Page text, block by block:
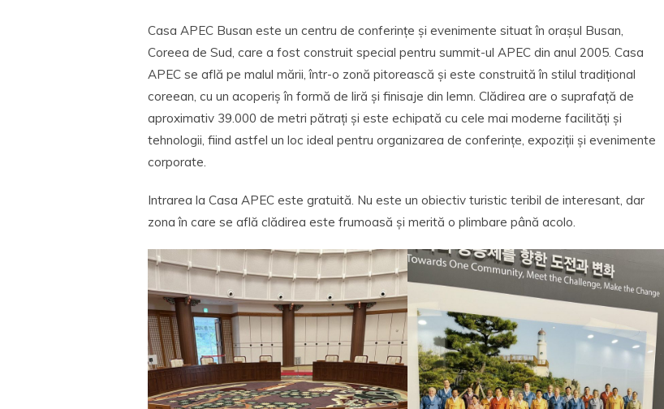
Casa APEC Busan este un centru de conferințe și evenimente situat în orașul Busan,
Coreea de Sud, care a fost construit special pentru summit-ul APEC din anul 2005. Casa
APEC se află pe malul mării, într-o zonă pitorească și este construită în stilul tradițional
coreean, cu un acoperiș în formă de liră și finisaje din lemn. Clădirea are o suprafață de
aproximativ 39.000 de metri pătrați și este echipată cu cele mai moderne facilități și
tehnologii, fiind astfel un loc ideal pentru organizarea de conferințe, expoziții și evenimente
corporate.
Intrarea la Casa APEC este gratuită. Nu este un obiectiv turistic teribil de interesant, dar
zona în care se află clădirea este frumoasă și merită o plimbare până acolo.